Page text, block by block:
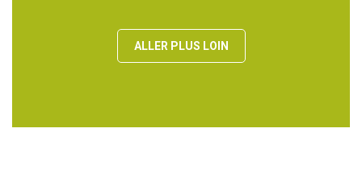
ALLER PLUS LOIN